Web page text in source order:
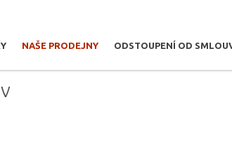
NAŠE PRODEJNY ODSTOUPENÍ OD
CRAAF TACHOV